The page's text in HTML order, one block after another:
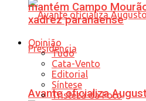
Avante oficializa
mantém Campo
xadrez paranaense
Opinião
Tudo
Cata-Vento
Editorial
Síntese
Tristeza da Foto